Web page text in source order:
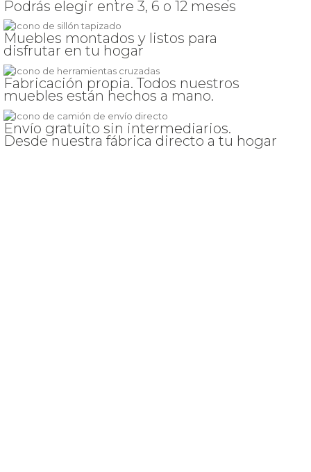
Podrás elegir entre 3, 6 o 12 meses
Muebles montados y listos para
disfrutar en tu hogar
Fabricación propia. Todos nuestros
muebles están hechos a mano.
Envío gratuito sin intermediarios.
Desde nuestra fábrica directo a tu hogar